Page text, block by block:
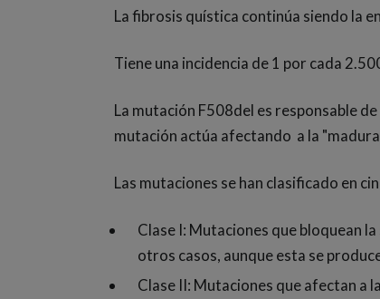
La fibrosis quística continúa siendo la
Tiene una incidencia de 1 por cada
La mutación F508del es responsable
mutación actúa afectando a la
Las mutaciones se han clasificado en
Clase I: Mutaciones que bloquean
otros casos, aunque esta se
Clase II: Mutaciones que afectan a